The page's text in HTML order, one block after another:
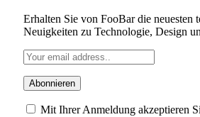
Erhalten Sie von FooBar die neuesten
Neuigkeiten zu Technologie, Design
Mit Ihrer Anmeldung akzeptieren